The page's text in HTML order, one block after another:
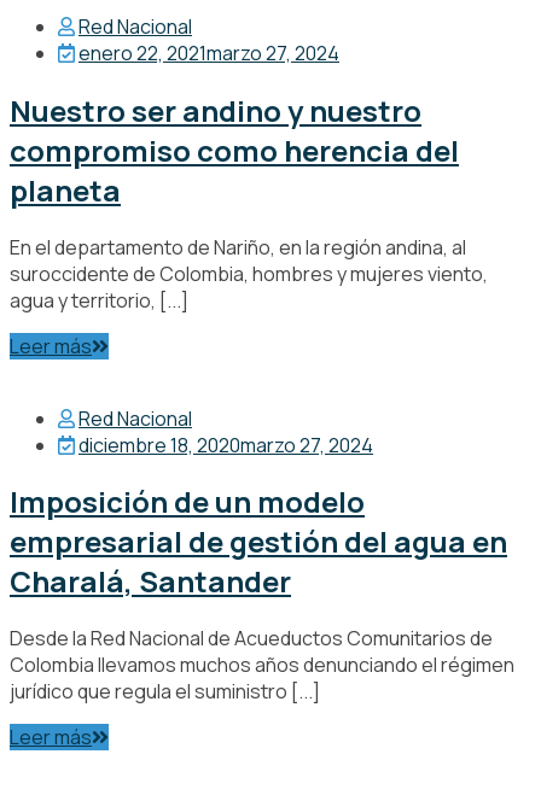
Red Nacional
enero 22, 2021marzo 27, 2024
Nuestro ser andino y nuestro
compromiso como herencia del
planeta
En el departamento de Nariño, en la región andina, al
suroccidente de Colombia, hombres y mujeres viento,
agua y territorio, [...]
Leer más
Red Nacional
diciembre 18, 2020marzo 27, 2024
Imposición de un modelo
empresarial de gestión del agua en
Charalá, Santander
Desde la Red Nacional de Acueductos Comunitarios de
Colombia llevamos muchos años denunciando el régimen
jurídico que regula el suministro [...]
Leer más